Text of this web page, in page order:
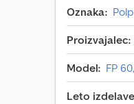
Oznaka:
Proizvajalec:
Model: FP
Leto